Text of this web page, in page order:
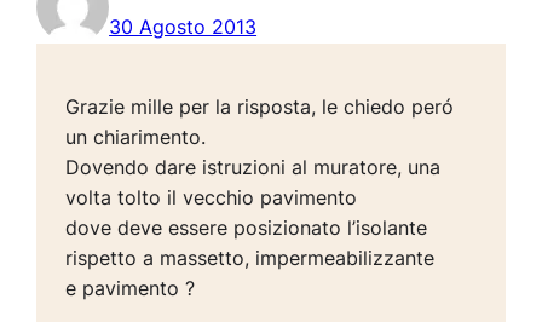
30 Agosto 2013
Grazie mille per la risposta, le chiedo peró
un chiarimento.
Dovendo dare istruzioni al muratore, una
volta tolto il vecchio pavimento
dove deve essere posizionato l’isolante
rispetto a massetto, impermeabilizzante
e pavimento ?